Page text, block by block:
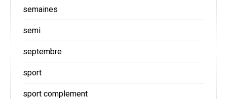
semaines
semi
septembre
sport
sport complement